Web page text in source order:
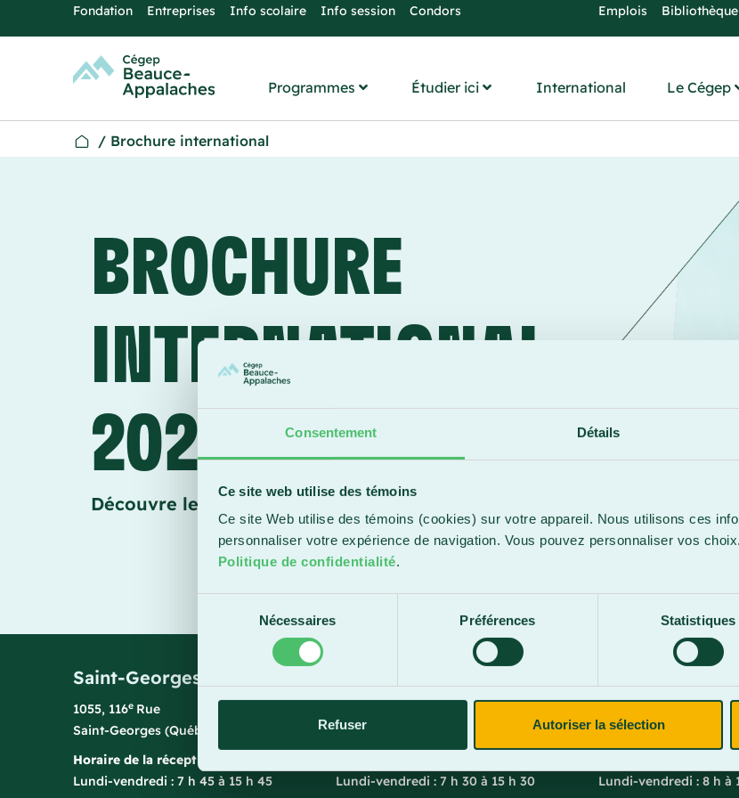
Consentement Détails
Ce site web utilise des témoins
Ce site Web utilise des témoins (cookies) sur votre appareil. Nous utilisons ces
personnaliser votre expérience de navigation. Vous pouvez personnaliser vos
Politique de confidentialité.
consentement
Nécessaires Préférences Statistiques
Refuser Autoriser la sélection
Fondation Entreprises Info scolaire Info session Condors Emplois Bibliothèque
Programmes Étudier ici International Le Cégep
/ Brochure international
BROCHURE
INTERNATIONAL
2024-2025
Découvre le Cégep Beauce-Appalaches
Consulte la brochure
Saint-Georges
1055, 116e Rue
Saint-Georges (Québec) G5Y 3G1
Horaire de la réception
Lundi-vendredi : 7 h 45 à 15 h 45
Sainte-Marie (Québec) G6E 0R1
Lundi-vendredi : 7 h 30 à 15 h 30
Lac-Mégantic
Lundi-vendredi : 8 h à